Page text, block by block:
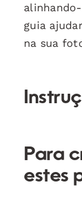
guia
na sua
Para
estes